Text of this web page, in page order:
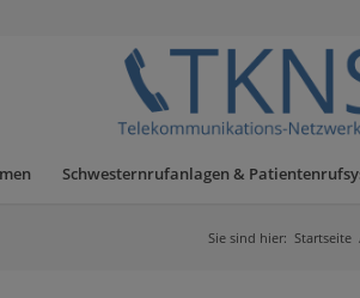
Schwesternrufanlagen &
Sie sind hier: Startseite